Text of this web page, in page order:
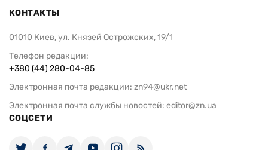
КОНТАКТЫ
01010 Киев, ул. Князей Острожских, 19/1
Телефон редакции:
+380 (44) 280-04-85
Электронная почта редакции: zn94@ukr.net
Электронная почта службы новостей: editor@zn.ua
СОЦСЕТИ